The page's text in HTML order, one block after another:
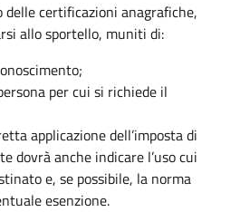
certificazioni anagrafiche,
allo sportello, muniti di:
per cui si richiede il
applicazione dell’imposta di
dovrà anche indicare l’uso cui
e, se possibile, la norma
esenzione.